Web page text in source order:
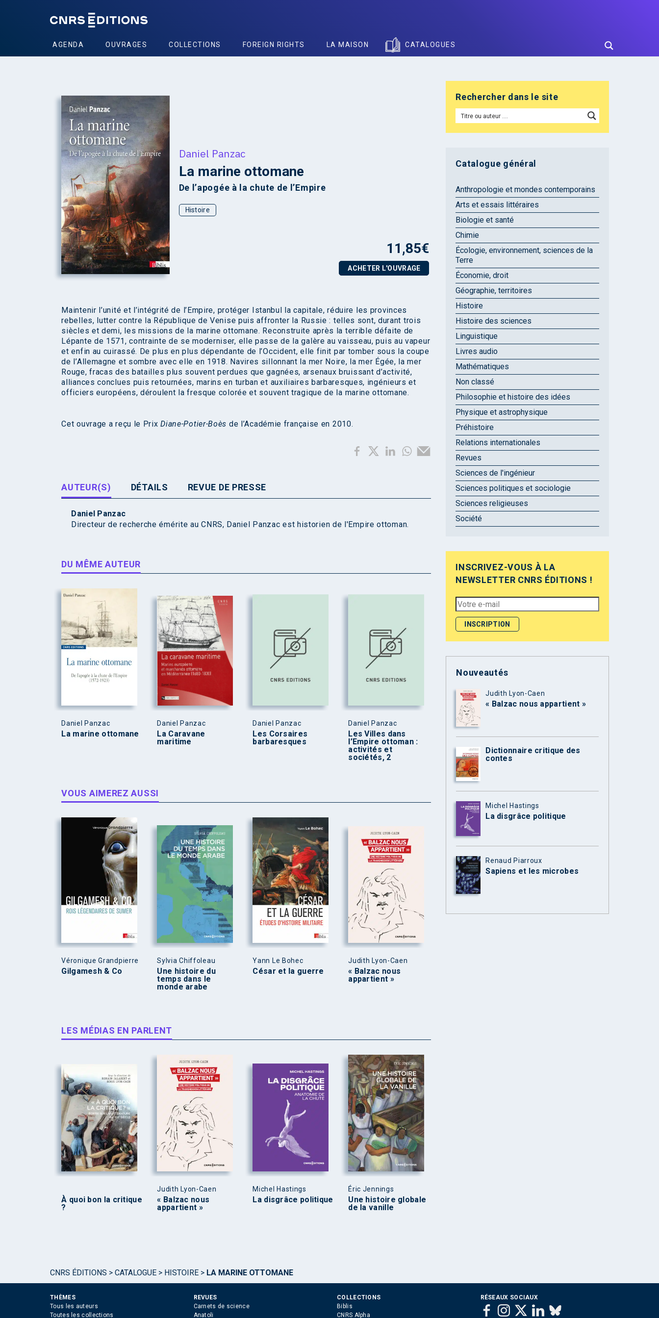
AGENDA OUVRAGES COLLECTIONS FOREIGN RIGHTS LA MAISON CATALOGUES
+
Daniel Panzac
La marine ottomane
De l’apogée à la chute de l’Empire
Histoire
11,85€
ACHETER L'OUVRAGE
Maintenir l’unité et l’intégrité de l’Empire, protéger Istanbul la capitale, réduire les provinces
rebelles, lutter contre la République de Venise puis affronter la Russie : telles sont, durant trois
siècles et demi, les missions de la marine ottomane. Reconstruite après la terrible défaite de
Lépante de 1571, contrainte de se moderniser, elle passe de la galère au vaisseau, puis au vapeur
et enfin au cuirassé. De plus en plus dépendante de l’Occident, elle finit par tomber sous la coupe
de l’Allemagne et sombre avec elle en 1918. Navires sillonnant la mer Noire, la mer Égée, la mer
Rouge, fracas des batailles plus souvent perdues que gagnées, arsenaux bruissant d’activité,
alliances conclues puis retournées, marins en turban et auxiliaires barbaresques, ingénieurs et
officiers européens, déroulent la fresque colorée et souvent tragique de la marine ottomane.
Cet ouvrage a reçu le PrixDiane-Potier-Boès de l’Académie française en 2010.
AUTEUR(S) DÉTAILS REVUE DE PRESSE
Daniel Panzac
Directeur de recherche émérite au CNRS, Daniel Panzac est historien de l'Empire ottoman.
DU MÊME AUTEUR
Daniel Panzac
La marine ottomane
Daniel Panzac
La Caravane
maritime
Daniel Panzac
Les Corsaires
barbaresques
Daniel Panzac
Les Villes dans
l’Empire ottoman :
activités et
sociétés, 2
VOUS AIMEREZ AUSSI
Véronique Grandpierre
Gilgamesh & Co
Sylvia Chiffoleau
Une histoire du
temps dans le
monde arabe
Yann Le Bohec
César et la guerre
Judith Lyon-Caen
« Balzac nous
appartient »
LES MÉDIAS EN PARLENT
À quoi bon la critique
?
Judith Lyon-Caen
« Balzac nous
appartient »
Michel Hastings
La disgrâce politique
Éric Jennings
Une histoire globale
de la vanille
Rechercher dans le site
Catalogue général
Anthropologie et mondes contemporains
Arts et essais littéraires
Biologie et santé
Chimie
Écologie, environnement, sciences de la
Terre
Économie, droit
Géographie, territoires
Histoire
Histoire des sciences
Linguistique
Livres audio
Mathématiques
Non classé
Philosophie et histoire des idées
Physique et astrophysique
Préhistoire
Relations internationales
Revues
Sciences de l'ingénieur
Sciences politiques et sociologie
Sciences religieuses
Société
INSCRIVEZ-VOUS À LA
NEWSLETTER CNRS ÉDITIONS !
Nouveautés
Judith Lyon-Caen
« Balzac nous appartient »
Dictionnaire critique des
contes
Michel Hastings
La disgrâce politique
Renaud Piarroux
Sapiens et les microbes
CNRS ÉDITIONS > CATALOGUE > HISTOIRE > LA MARINE OTTOMANE
THÈMES
Tous les auteurs
Toutes les collections
REVUES
Carnets de science
Anatoli
COLLECTIONS
Biblis
CNRS Alpha
RÉSEAUX SOCIAUX